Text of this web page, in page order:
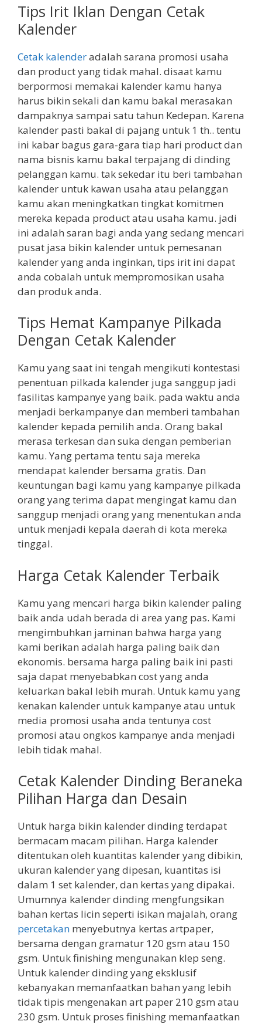
Tips Irit Iklan Dengan Cetak
Kalender
Cetak kalenderadalah sarana promosi usaha
dan product yang tidak mahal. disaat kamu
berpormosi memakai kalender kamu hanya
harus bikin sekali dan kamu bakal merasakan
dampaknya sampai satu tahun Kedepan. Karena
kalender pasti bakal di pajang untuk 1 th.. tentu
ini kabar bagus gara-gara tiap hari product dan
nama bisnis kamu bakal terpajang di dinding
pelanggan kamu. tak sekedar itu beri tambahan
kalender untuk kawan usaha atau pelanggan
kamu akan meningkatkan tingkat komitmen
mereka kepada product atau usaha kamu. jadi
ini adalah saran bagi anda yang sedang mencari
pusat jasa bikin kalender untuk pemesanan
kalender yang anda inginkan, tips irit ini dapat
anda cobalah untuk mempromosikan usaha
dan produk anda.
Tips Hemat Kampanye Pilkada
Dengan Cetak Kalender
Kamu yang saat ini tengah mengikuti kontestasi
penentuan pilkada kalender juga sanggup jadi
fasilitas kampanye yang baik. pada waktu anda
menjadi berkampanye dan memberi tambahan
kalender kepada pemilih anda. Orang bakal
merasa terkesan dan suka dengan pemberian
kamu. Yang pertama tentu saja mereka
mendapat kalender bersama gratis. Dan
keuntungan bagi kamu yang kampanye pilkada
orang yang terima dapat mengingat kamu dan
sanggup menjadi orang yang menentukan anda
untuk menjadi kepala daerah di kota mereka
tinggal.
Harga Cetak Kalender Terbaik
Kamu yang mencari harga bikin kalender paling
baik anda udah berada di area yang pas. Kami
mengimbuhkan jaminan bahwa harga yang
kami berikan adalah harga paling baik dan
ekonomis. bersama harga paling baik ini pasti
saja dapat menyebabkan cost yang anda
keluarkan bakal lebih murah. Untuk kamu yang
kenakan kalender untuk kampanye atau untuk
media promosi usaha anda tentunya cost
promosi atau ongkos kampanye anda menjadi
lebih tidak mahal.
Cetak Kalender Dinding Beraneka
Pilihan Harga dan Desain
Untuk harga bikin kalender dinding terdapat
bermacam macam pilihan. Harga kalender
ditentukan oleh kuantitas kalender yang dibikin,
ukuran kalender yang dipesan, kuantitas isi
dalam 1 set kalender, dan kertas yang dipakai.
Umumnya kalender dinding mengfungsikan
bahan kertas licin seperti isikan majalah, orang
percetakan menyebutnya kertas artpaper,
bersama dengan gramatur 120 gsm atau 150
gsm. Untuk finishing mengunakan klep seng.
Untuk kalender dinding yang eksklusif
kebanyakan memanfaatkan bahan yang lebih
tidak tipis mengenakan art paper 210 gsm atau
230 gsm. Untuk proses finishing memanfaatkan